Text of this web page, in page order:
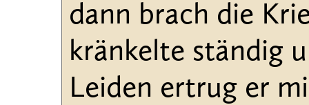
dann brach die
kränkelte ständig
Leiden ertrug er